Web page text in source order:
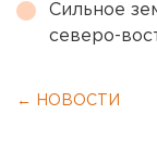
Сильное
северо-
← НОВОСТИ